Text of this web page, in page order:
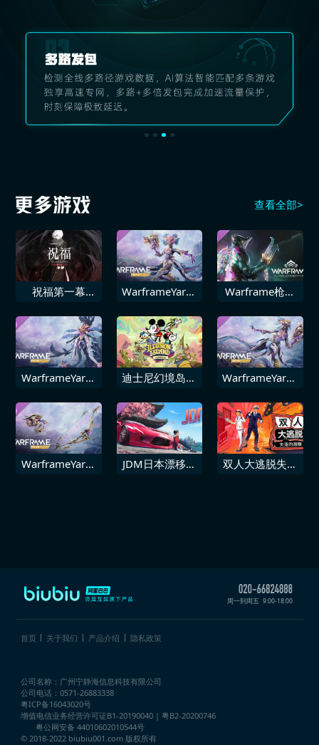
查看全部>
祝福第一幕
WarframeYareli
Prime 组合包
Warframe枪刃
WarframeYareli
迪士尼幻境岛屿
WarframeYareli
完整组合包
WarframeYareli
JDM日本漂移大
双人大逃脱失落
周一到周五 9:00-18:00
首页 关于我们 产品介绍 隐私政策
公司名称：广州宁静海信息科技有限公司
公司电话：0571-26883338
粤ICP备16043020号
增值电信业务经营许可证B1-20190040 | 粤B2-20200746
粤公网安备 44010602010544号
© 2018-2022 biubiu001.com 版权所有